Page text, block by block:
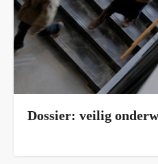
Dossier: veilig